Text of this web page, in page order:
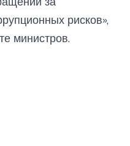
рисков»,
министров.